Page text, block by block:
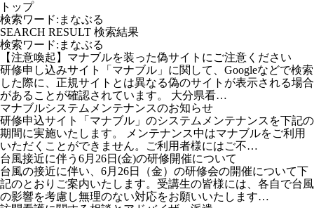
トップ
検索ワード:まなぶる
SEARCH RESULT 検索結果
検索ワード:まなぶる
【注意喚起】マナブルを装った偽サイトにご注意ください
研修申し込みサイト「マナブル」に関して、Googleなどで検索
した際に、正規サイトとは異なる偽のサイトが表示される場合
があることが確認されています。 大分県看…
マナブルシステムメンテナンスのお知らせ
研修申込サイト「マナブル」のシステムメンテナンスを下記の
期間に実施いたします。 メンテナンス中はマナブルをご利用
いただくことができません。ご利用者様にはご不…
台風接近に伴う6月26日(金)の研修開催について
台風の接近に伴い、6月26日（金）の研修会の開催について下
記のとおりご案内いたします。受講生の皆様には、各自で台風
の影響を考慮し無理のない対応をお願いいたします…